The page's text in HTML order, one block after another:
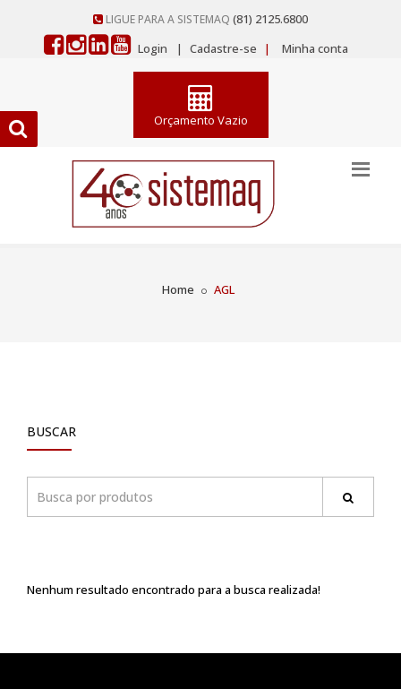
LIGUE PARA A SISTEMAQ (81) 2125.6800
Login
| Cadastre-se | Minha conta
Orçamento Vazio
Home AGL
BUSCAR
Nenhum resultado encontrado para a busca realizada!